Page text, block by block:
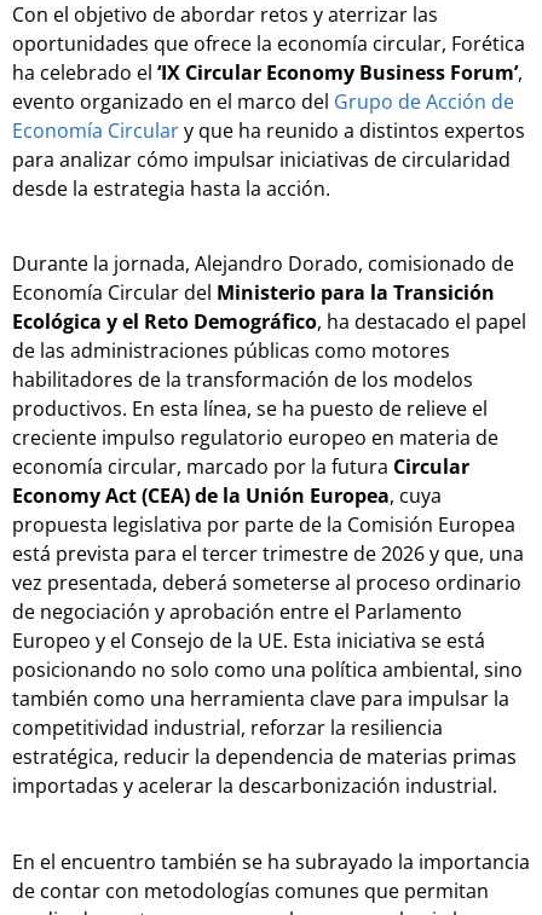
Con el objetivo de abordar retos y aterrizar las
oportunidades que ofrece la economía circular, Forética
ha celebrado el ‘IX Circular Economy Business Forum’,
evento organizado en el marco del Grupo de Acción de
Economía Circulary que ha reunido a distintos expertos
para analizar cómo impulsar iniciativas de circularidad
desde la estrategia hasta la acción.
Durante la jornada, Alejandro Dorado, comisionado de
Economía Circular del Ministerio para la Transición
Ecológica y el Reto Demográfico, ha destacado el papel
de las administraciones públicas como motores
habilitadores de la transformación de los modelos
productivos. En esta línea, se ha puesto de relieve el
creciente impulso regulatorio europeo en materia de
economía circular, marcado por la futura Circular
Economy Act (CEA) de la Unión Europea, cuya
propuesta legislativa por parte de la Comisión Europea
está prevista para el tercer trimestre de 2026 y que, una
vez presentada, deberá someterse al proceso ordinario
de negociación y aprobación entre el Parlamento
Europeo y el Consejo de la UE. Esta iniciativa se está
posicionando no solo como una política ambiental, sino
también como una herramienta clave para impulsar la
competitividad industrial, reforzar la resiliencia
estratégica, reducir la dependencia de materias primas
importadas y acelerar la descarbonización industrial.
En el encuentro también se ha subrayado la importancia
de contar con metodologías comunes que permitan